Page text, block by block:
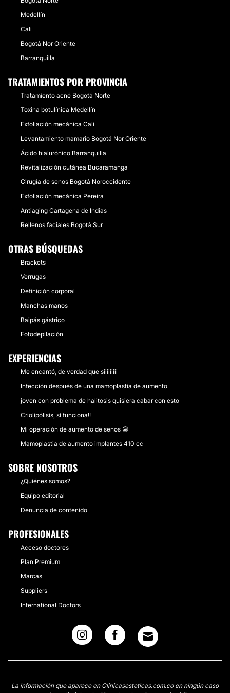
Medellín
Cali
Bogotá Nor Oriente
Barranquilla
TRATAMIENTOS POR PROVINCIA
Tratamiento acné Bogotá Norte
Toxina botulínica Medellín
Exfoliación mecánica Cali
Levantamiento mamario Bogotá Nor Oriente
Ácido hialurónico Barranquilla
Revitalización cutánea Bucaramanga
Cirugía de senos Bogotá Noroccidente
Exfoliación mecánica Pereira
Antiaging Cartagena de Indias
Rellenos faciales Bogotá Sur
OTRAS BÚSQUEDAS
Brackets
Verrugas
Definición corporal
Manchas manos
Baipás gástrico
Fotodepilación
EXPERIENCIAS
Me encantó, de verdad que siiiiiiiii
Infección después de una mamoplastia de aumento
joven con problema de halitosis quisiera cabar con esto
Criolipólisis, sí funciona!!
Mi operación de aumento de senos 😁
Mamoplastia de aumento implantes 410 cc
SOBRE NOSOTROS
¿Quiénes somos?
Equipo editorial
Denuncia de contenido
PROFESIONALES
Acceso doctores
Plan Premium
Marcas
Suppliers
International Doctors
La información que aparece en Clinicasesteticas.com.co en ningún caso